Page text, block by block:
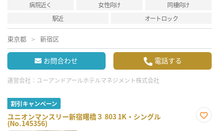
病院近く 女性向け
同棲向け
駅近
オートロック
東京都 新宿区
お問合わせ 電話する
運営会社： ユーアンドアールホテルマネジメント株式会社
割引キャンペーン
ユニオンマンスリー新宿曙橋３ 803 1K・シングル
(No.145356)